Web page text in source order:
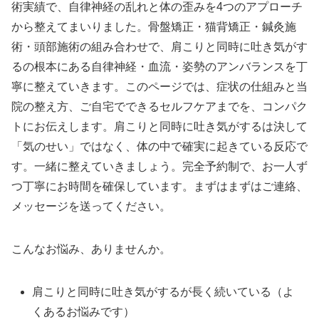
術実績で、自律神経の乱れと体の歪みを4つのアプローチ
から整えてまいりました。骨盤矯正・猫背矯正・鍼灸施
術・頭部施術の組み合わせで、肩こりと同時に吐き気がす
るの根本にある自律神経・血流・姿勢のアンバランスを丁
寧に整えていきます。このページでは、症状の仕組みと当
院の整え方、ご自宅でできるセルフケアまでを、コンパク
トにお伝えします。肩こりと同時に吐き気がするは決して
「気のせい」ではなく、体の中で確実に起きている反応で
す。一緒に整えていきましょう。完全予約制で、お一人ず
つ丁寧にお時間を確保しています。まずはまずはご連絡、
メッセージを送ってください。
こんなお悩み、ありませんか。
肩こりと同時に吐き気がするが長く続いている（よ
くあるお悩みです）